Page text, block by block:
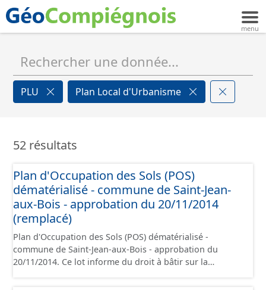
PLU Plan Local d'Urbanisme
52 résultats
Plan d'Occupation des Sols (POS)
dématérialisé - commune de Saint-Jean-
aux-Bois - approbation du 20/11/2014
(remplacé)
Plan d'Occupation des Sols (POS) dématérialisé -
commune de Saint-Jean-aux-Bois - approbation du
20/11/2014. Ce lot informe du droit à bâtir sur la